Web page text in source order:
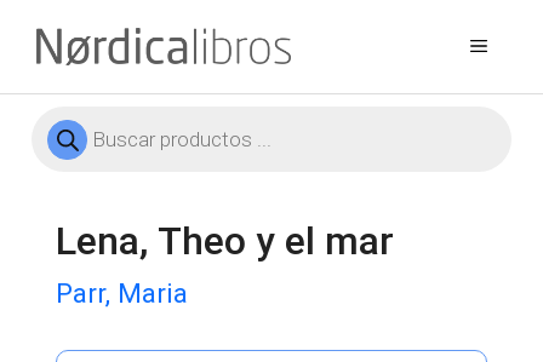
contenido
Menú
Búsqueda
de
Lena, Theo y el mar
Parr, Maria